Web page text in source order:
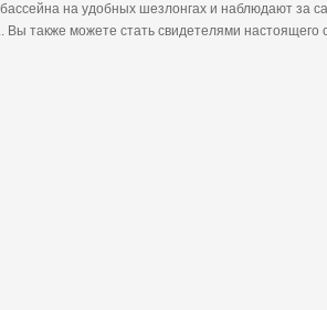
на удобных шезлонгах и наблюдают за
Вы также можете стать свидетелями настоящего